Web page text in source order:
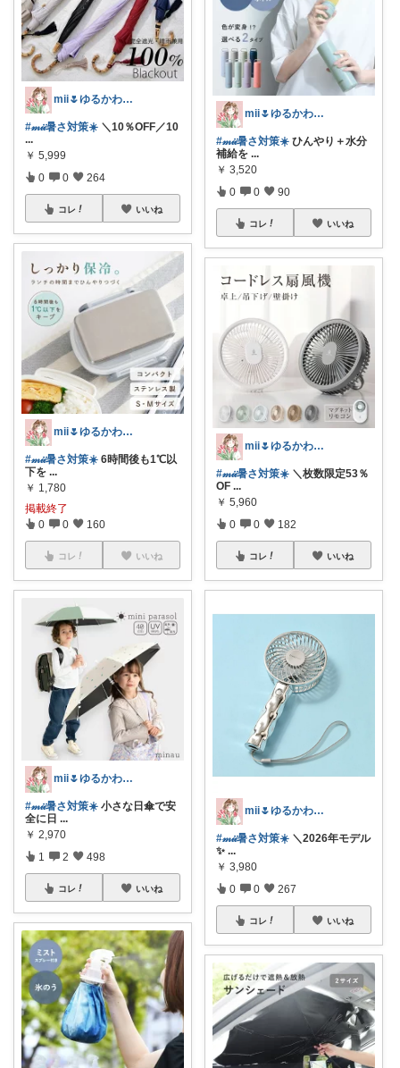
mii🌷ゆるかわアイテム探し🔍🫧
#𝓂𝒾𝒾暑さ対策☀️ ＼10％OFF／10
...
￥ 5,999
0 0 264
コレ いいね
mii🌷ゆるかわアイテム探し🔍🫧
#𝓂𝒾𝒾暑さ対策☀️ 6時間後も1℃以
下を ...
￥ 1,780
掲載終了
0 0 160
コレ いいね
mii🌷ゆるかわアイテム探し🔍🫧
#𝓂𝒾𝒾暑さ対策☀️ 小さな日傘で安
全に日 ...
￥ 2,970
1 2 498
コレ いいね
mii🌷ゆるかわアイテム探し🔍🫧
#𝓂𝒾𝒾暑さ対策☀️ ひんやり＋水分
補給を ...
￥ 3,520
0 0 90
コレ いいね
mii🌷ゆるかわアイテム探し🔍🫧
#𝓂𝒾𝒾暑さ対策☀️ ＼枚数限定53％
OF ...
￥ 5,960
0 0 182
コレ いいね
mii🌷ゆるかわアイテム探し🔍🫧
#𝓂𝒾𝒾暑さ対策☀️ ＼2026年モデル
✨ ...
￥ 3,980
0 0 267
コレ いいね